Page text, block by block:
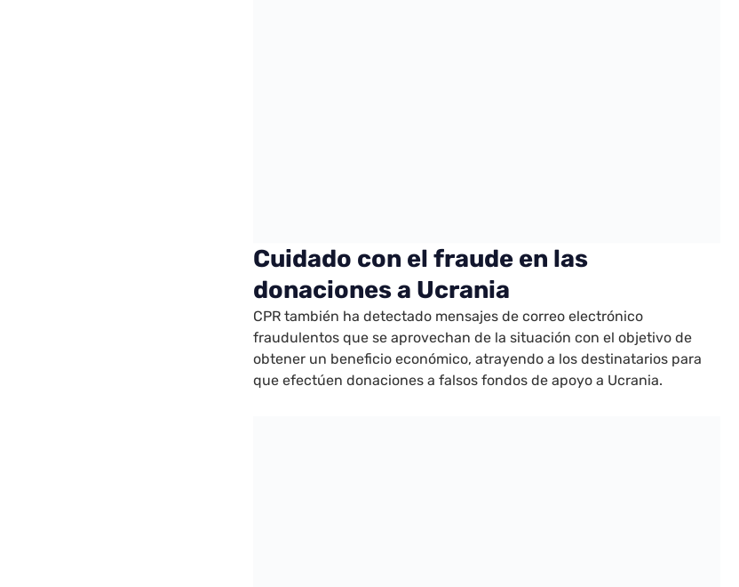
Cuidado con el fraude en las
donaciones a Ucrania
CPR también ha detectado mensajes de correo electrónico
fraudulentos que se aprovechan de la situación con el objetivo de
obtener un beneficio económico, atrayendo a los destinatarios para
que efectúen donaciones a falsos fondos de apoyo a Ucrania.